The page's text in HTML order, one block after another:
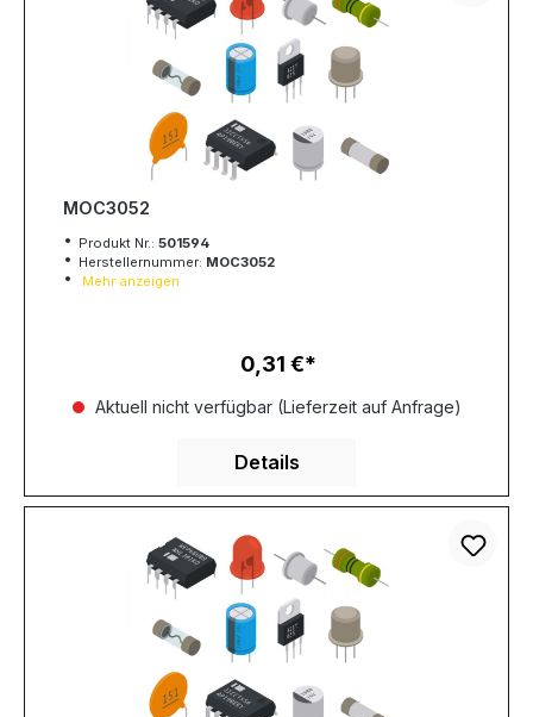
MOC3052
Produkt Nr.: 501594
Herstellernummer: MOC3052
Mehr anzeigen
Regulärer Preis:
0,31 €
Aktuell nicht verfügbar (Lieferzeit auf Anfrage)
Details